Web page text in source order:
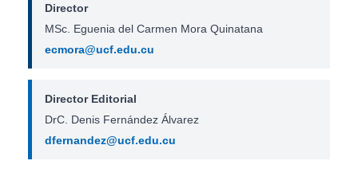
Director
MSc. Eguenia del Carmen Mora Quinatana
ecmora@ucf.edu.cu
Director Editorial
DrC. Denis Fernández Álvarez
dfernandez@ucf.edu.cu